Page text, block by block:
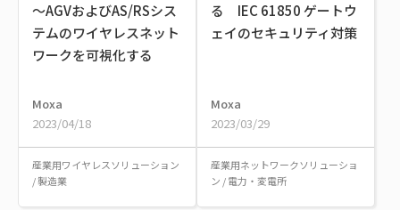
～AGVおよびAS/RSシス
テムのワイヤレスネット
ワークを可視化する
Moxa
2023/04/18
産業用ワイヤレスソリューション
/製造業
る IEC 61850 ゲートウ
ェイのセキュリティ対策
Moxa
2023/03/29
産業用ネットワークソリューショ
ン /電力・変電所